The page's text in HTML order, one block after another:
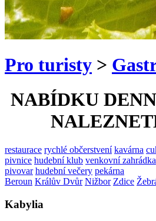
Pro turisty >
NABÍDKU
restaurace rychlé občerstvení kavárna
pivnice hudební klub venkovní zahrádka
pivovar hudební večery pekárna
Beroun Králův Dvůr Nižbor Zdice
Kabylia